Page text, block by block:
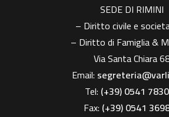
SEDE DI RIMINI
– Diritto civile e
– Diritto di Famiglia &
Via Santa Chiara
Email:
Tel: (+39) 0541
Fax: (+39)0541